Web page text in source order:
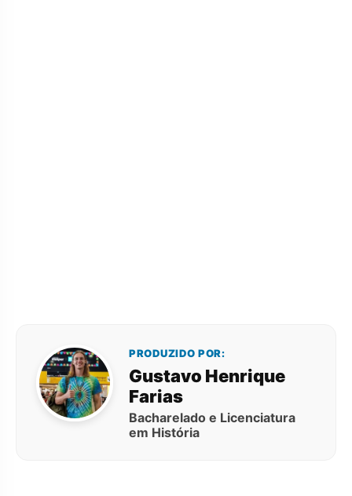
PRODUZIDO POR:
Gustavo Henrique
Farias
Bacharelado e Licenciatura
em História